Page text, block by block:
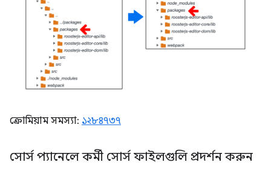
ক্রোমিয়াম সমস্যা: ১২৮৪৭৩৭
সোর্স প্যানেলে কর্মী সোর্স ফাইলগুলি প্রদর্শন করুন